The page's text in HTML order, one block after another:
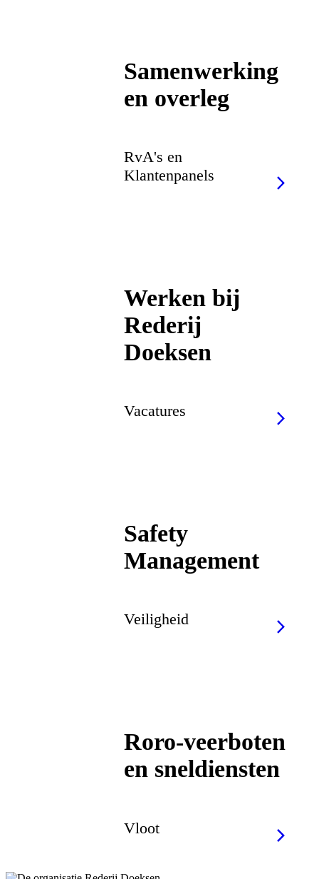
Samenwerking
en overleg
RvA's en
Klantenpanels
Werken bij
Rederij
Doeksen
Vacatures
Safety
Management
Veiligheid
Roro-veerboten
en sneldiensten
Vloot